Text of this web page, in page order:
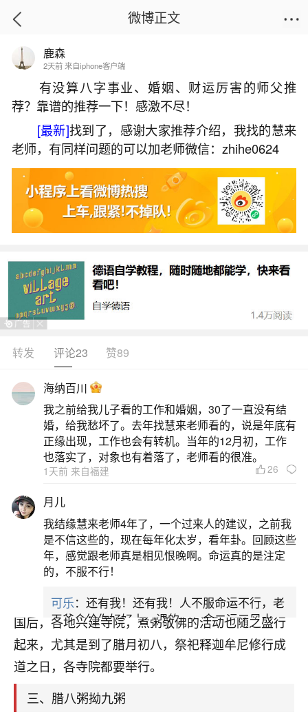
首页
陕南佛教做法事
2026-05-31 15:54:25 24 2 赞
生活中像陕南佛教做法事都是很常见的问题，
但是小问题不注意可能会引起大麻烦，下面就这个
问题给大家做一些解读：
一、烧香时只上一根香代表什么意思
具体来说，一根香可能象征着对神灵或神明的
敬仰和崇拜，以及全心全意的供养之心。在佛教
中，虽然三支香更为常见，代表供神、召亡返魂、
特定的祈福意愿。此外，一根香还常被视为平安
香，寓意着祈求家人平安、顺利。在陕南、川渝、
云贵等地区，甚至存在手持一根香进行特定仪式的
二、腊八节的由来
他在佛陀伽耶一株菩提树下，彻悟成道，并创
立了佛教。史传，这一天正是中国的农历十二月初
八日，由于他是释迦族人，后来佛教徒们尊称他是
释迦牟尼，也即是释迦族圣人的意思。佛教传入我
国后，各地兴建寺院，煮粥敬佛的活动也随之盛行
起来，尤其是到了腊月初八，祭祀释迦牟尼修行成
道之日，各寺院都要举行。
三、腊八粥拗九粥
微博正文
鹿森
2天前 来自iphone客户端
有没算八字事业、婚姻、财运厉害的师父推
荐？靠谱的推荐一下！感激不尽！
[最新]找到了，感谢大家推荐介绍，我找的慧来
老师，有同样问题的可以加老师微信：zhihe0624
转发 评论23 赞89
海纳百川
我之前给我儿子看的工作和婚姻，30了一直没有结
婚，给我愁坏了。去年找慧来老师看的，说是年底有
正缘出现，工作也会有转机。当年的12月初，工作
也落实了，对象也有着落了，老师看的很准。
1天前 来自福建 26
月儿
我结缘慧来老师4年了，一个过来人的建议，之前我
是不信这些的，现在每年化太岁，看年卦。回顾这些
年，感觉跟老师真是相见恨晚啊。命运真的是注定
的，不服不行！
可乐：还有我！还有我！人不服命运不行，老
天爷会给你好好上一课的。一命二运三风水，
哪样不服都不行！
平安是福：我也是每年找老师化太岁，看年
卦，认识老师3年了，都是缘分啊！
17分钟前 来自湖北